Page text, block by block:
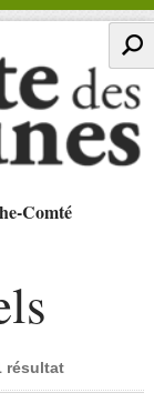
Comté
résultat